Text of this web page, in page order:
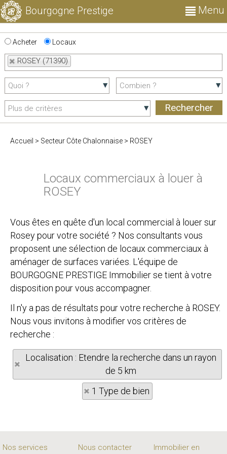
Bourgogne Prestige Menu
Acheter Locaux
ROSEY (71390)
Accueil > Secteur Côte Chalonnaise > ROSEY
Locaux commerciaux à louer à
ROSEY
Vous êtes en quête d'un local commercial à louer sur
Rosey pour votre société ? Nos consultants vous
proposent une sélection de locaux commerciaux à
aménager de surfaces variées. L'équipe de
BOURGOGNE PRESTIGE Immobilier se tient à votre
disposition pour vous accompagner.
Il n'y a pas de résultats pour votre recherche à ROSEY.
Nous vous invitons à modifier vos critères de
recherche :
Localisation : Etendre la recherche dans un rayon
de 5 km
1 Type de bien
Nos services
Nous contacter
Immobilier en